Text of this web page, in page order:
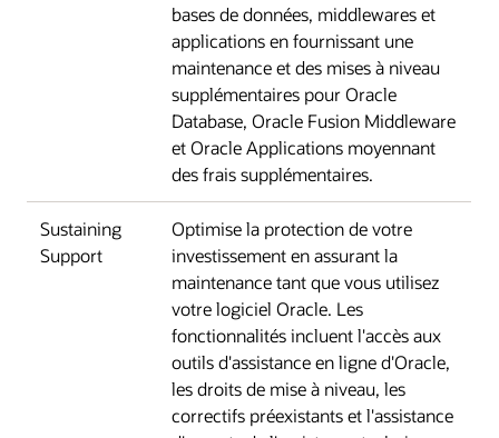
bases de données, middlewares et
applications en fournissant une
maintenance et des mises à niveau
supplémentaires pour Oracle
Database, Oracle Fusion Middleware
et Oracle Applications moyennant
des frais supplémentaires.
Sustaining
Support
Optimise la protection de votre
investissement en assurant la
maintenance tant que vous utilisez
votre logiciel Oracle. Les
fonctionnalités incluent l'accès aux
outils d'assistance en ligne d'Oracle,
les droits de mise à niveau, les
correctifs préexistants et l'assistance